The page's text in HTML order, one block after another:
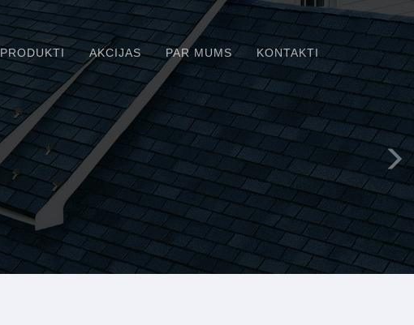
PRODUKTI AKCIJAS PAR MUMS KONTAKTI